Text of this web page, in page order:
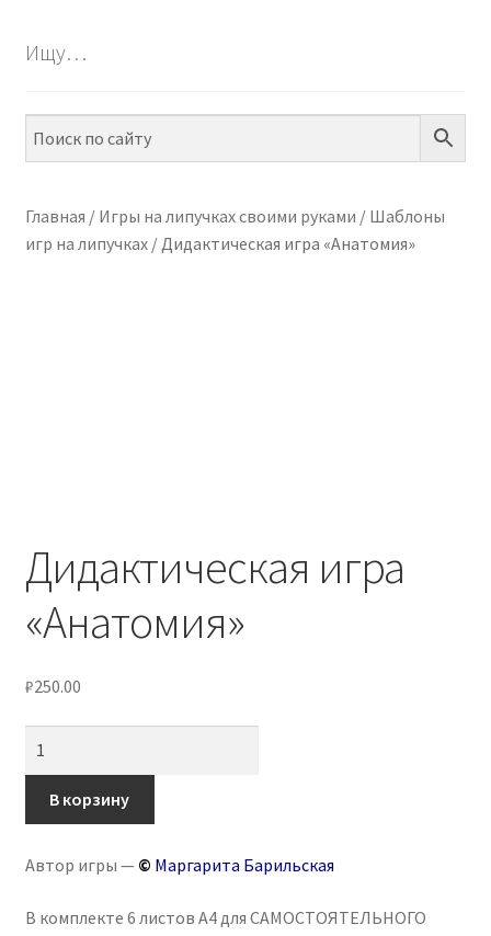
ПО НАВЫКАМ
МЕТОДИКИ
Ищу…
Главная / Игры на липучках своими руками / Шаблоны
игр на липучках/ Дидактическая игра «Анатомия»
Дидактическая игра
«Анатомия»
₽250.00
Дидактическая
игра
В корзину
Автор игры — © Маргарита Барильская
В комплекте 6 листов А4 для САМОСТОЯТЕЛЬНОГО